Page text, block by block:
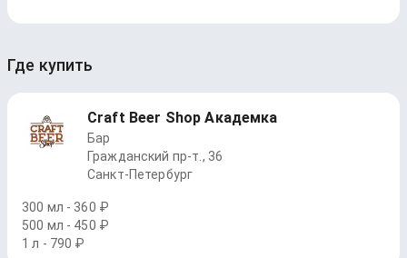
Где купить
Craft Beer Shop Академка
Бар
Граждaнский пр-т., 36
Санкт-Петербург
300 мл - 360 ₽
500 мл - 450 ₽
1 л - 790 ₽